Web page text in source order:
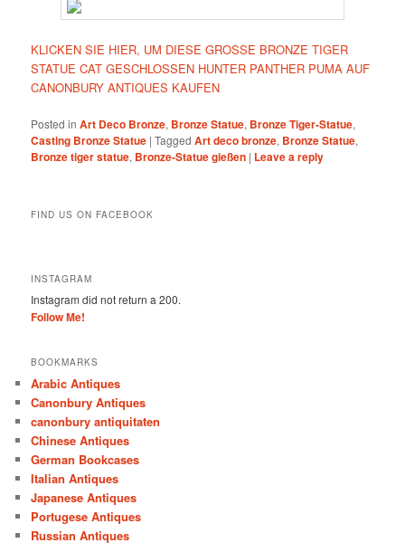
KLICKEN SIE HIER, UM DIESE GROSSE BRONZE TIGER
STATUE CAT GESCHLOSSEN HUNTER PANTHER PUMA AUF
CANONBURY ANTIQUES KAUFEN
Posted in Art Deco Bronze, Bronze Statue, Bronze Tiger-Statue,
Casting Bronze Statue |Tagged Art deco bronze, Bronze Statue,
Bronze tiger statue, Bronze-Statue gießen | Leave a reply
FIND US ON FACEBOOK
INSTAGRAM
Instagram did not return a 200.
Follow Me!
BOOKMARKS
Arabic Antiques
Canonbury Antiques
canonbury antiquitaten
Chinese Antiques
German Bookcases
Italian Antiques
Japanese Antiques
Portugese Antiques
Russian Antiques